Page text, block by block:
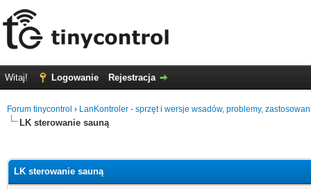
Witaj! Logowanie Rejestracja
Forum tinycontrol › LanKontroler - sprzęt i wersje wsadów, problemy,
LK sterowanie sauną
LK sterowanie sauną